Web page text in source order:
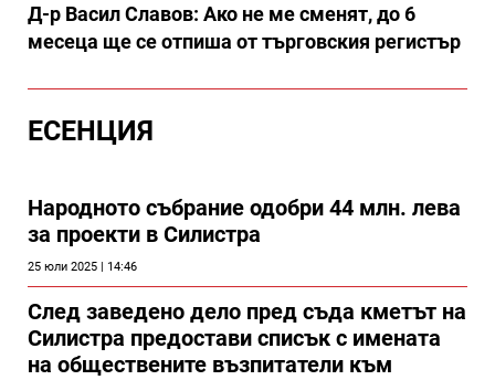
Д-р Васил Славов: Ако не ме сменят, до 6
месеца ще се отпиша от търговския регистър
ЕСЕНЦИЯ
Народното събрание одобри 44 млн. лева
за проекти в Силистра
25 юли 2025 | 14:46
След заведено дело пред съда кметът на
Силистра предостави списък с имената
на обществените възпитатели към